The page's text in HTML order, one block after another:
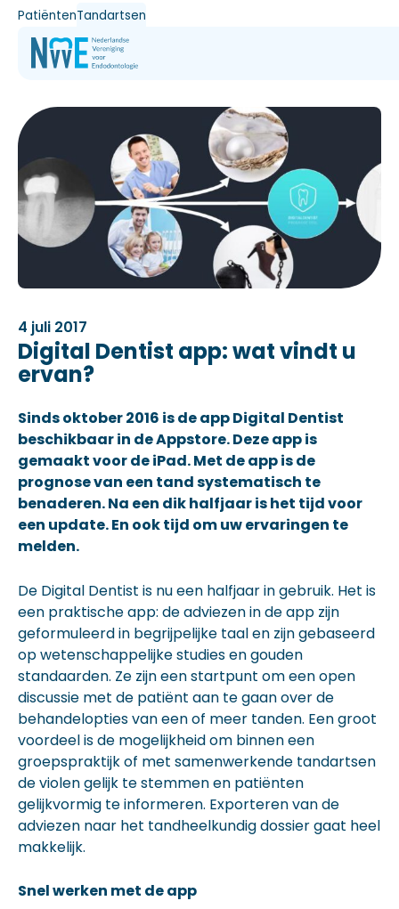
PatiëntenTandartsen
4 juli 2017
Digital Dentist app: wat vindt u
ervan?
Sinds oktober 2016 is de app Digital Dentist
beschikbaar in de Appstore. Deze app is
gemaakt voor de iPad. Met de app is de
prognose van een tand systematisch te
benaderen. Na een dik halfjaar is het tijd voor
een update. En ook tijd om uw ervaringen te
melden.
De Digital Dentist is nu een halfjaar in gebruik. Het is
een praktische app: de adviezen in de app zijn
geformuleerd in begrijpelijke taal en zijn gebaseerd
op wetenschappelijke studies en gouden
standaarden. Ze zijn een startpunt om een open
discussie met de patiënt aan te gaan over de
behandelopties van een of meer tanden. Een groot
voordeel is de mogelijkheid om binnen een
groepspraktijk of met samenwerkende tandartsen
de violen gelijk te stemmen en patiënten
gelijkvormig te informeren. Exporteren van de
adviezen naar het tandheelkundig dossier gaat heel
makkelijk.
Snel werken met de app